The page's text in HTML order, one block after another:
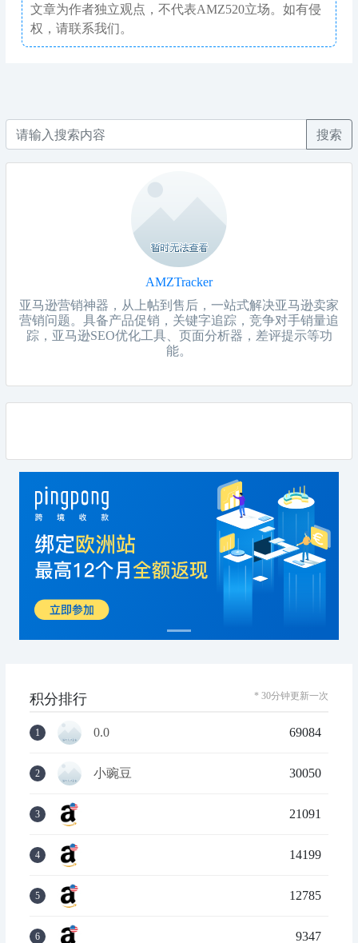
文章为作者独立观点，不代表AMZ520立场。如有侵
权，请联系我们。
搜索
AMZTracker
亚马逊营销神器，从上帖到售后，一站式解决亚马逊卖家
营销问题。具备产品促销，关键字追踪，竞争对手销量追
踪，亚马逊SEO优化工具、页面分析器，差评提示等功
能。
积分排行 * 30分钟更新一次
1 0.0 69084
2 小豌豆 30050
3 21091
4 14199
5 12785
6 9347